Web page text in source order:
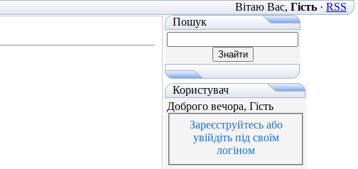
Вітаю Вас, Гість· RSS
Пошук
Користувач
Доброго вечора, Гість
Зареєструйтесь або
увійдіть під своїм
логіном